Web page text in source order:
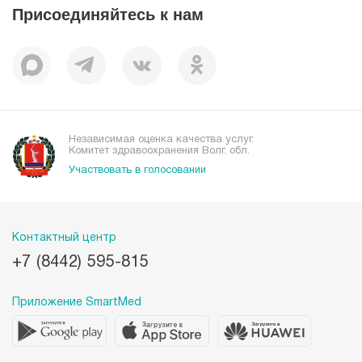
Пациентам
Присоединяйтесь к нам
Независимая оценка качества услуг.
Комитет здравоохранения Волг. обл.
Участвовать в голосовании
Контактный центр
+7 (8442) 595-815
Приложение SmartMed